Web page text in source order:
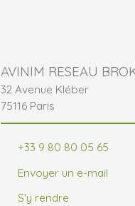
AVINIM RESEAU
32 Avenue Kléber
75116 Paris
+33 9 80 80 05 65
Envoyer un e-mail
S'y rendre